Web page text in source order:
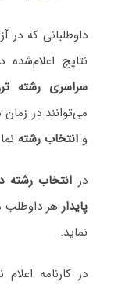
نتایج اعلام‌شده
سراسری رشته
می‌توانند در
و انتخاب رشته
در انتخاب
پایدار
نماید.
در کارنامه